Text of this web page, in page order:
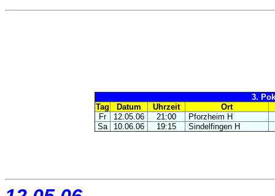
3.
Tag
Datum Uhrzeit
Ort
Fr
12.05.06 21:00
Pforzheim H
Sa
10.06.06 19:15 Sindelfingen H